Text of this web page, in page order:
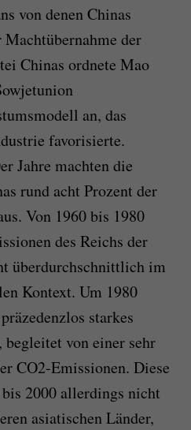
von denen Chinas
der
Chinas ordnete Mao
an, das
favorisierte.
Jahre machten die
rund acht Prozent der
Von 1960 bis 1980
des Reichs der
überdurchschnittlich im
Kontext. Um 1980
starkes
von einer sehr
CO2-Emissionen. Diese
2000 allerdings nicht
asiatischen Länder,